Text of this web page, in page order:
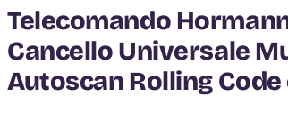
Telecomando
Cancello Universale
Autoscan Rolling Code